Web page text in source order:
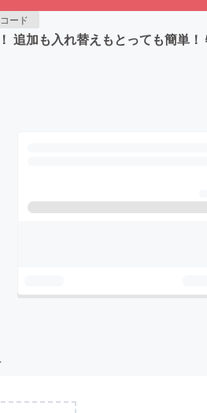
ード
加も入れ替えもとっても簡単！